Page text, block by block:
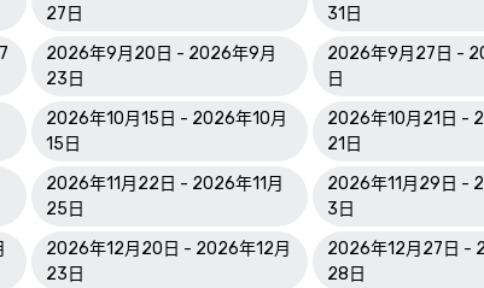
27日
31日
2026年9月20日 - 2026年9月
23日
2026年9月27日 -
日
2026年10月15日 - 2026年10月
15日
2026年10月21日 -
21日
2026年11月22日 - 2026年11月
25日
2026年11月29日 -
3日
2026年12月20日 - 2026年12月
23日
2026年12月27日 -
28日